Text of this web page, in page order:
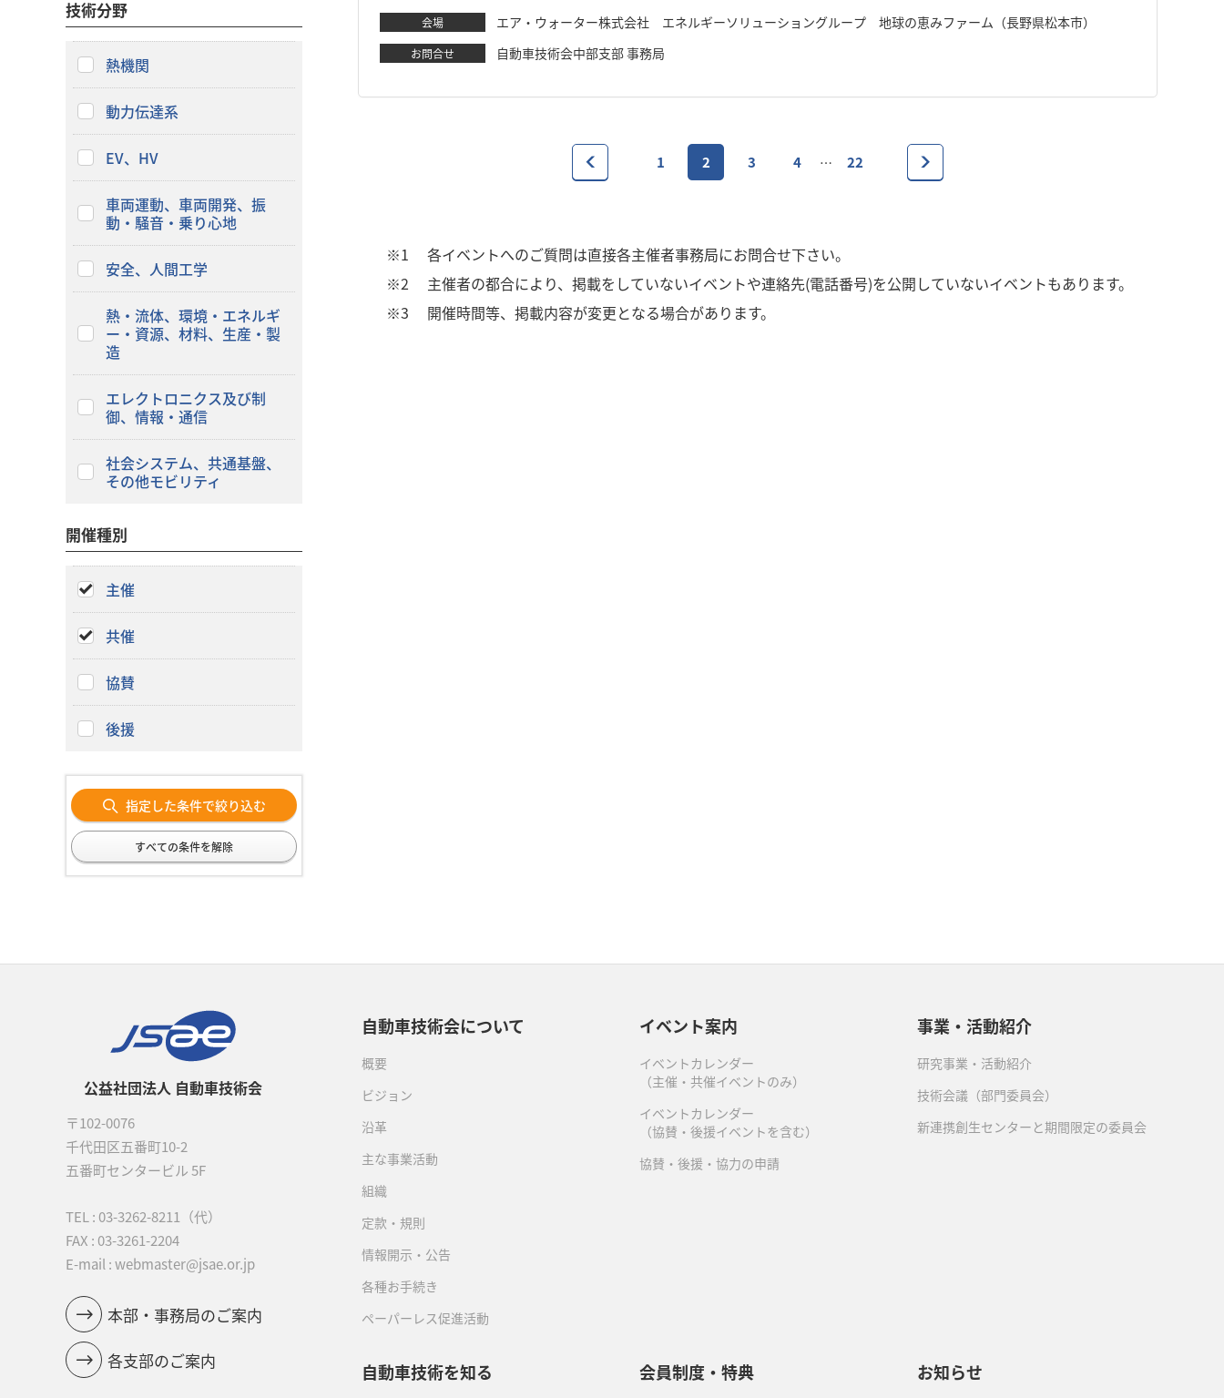
会場 エア・ウォーター株式会社 エネルギーソリューショングループ 地球の恵みファーム（長野県松本市）
お問合せ 自動車技術会中部支部 事務局
1 2 3 4 … 22
※1
各イベントへのご質問は直接各主催者事務局にお問合せ下さい。
※2
主催者の都合により、掲載をしていないイベントや連絡先(電話番号)を公開していないイベントもあります。
※3
開催時間等、掲載内容が変更となる場合があります。
技術分野
熱機関
動力伝達系
EV、HV
車両運動、車両開発、振
動・騒音・乗り心地
安全、人間工学
熱・流体、環境・エネルギ
ー・資源、材料、生産・製
造
エレクトロニクス及び制
御、情報・通信
社会システム、共通基盤、
その他モビリティ
開催種別
主催
共催
協賛
後援
指定した条件で絞り込む
すべての条件を解除
公益社団法人 自動車技術会
〒102-0076
千代田区五番町10-2
五番町センタービル 5F
TEL : 03-3262-8211
（代）
FAX : 03-3261-2204
E-mail : webmaster@jsae.or.jp
本部・事務局のご案内
各支部のご案内
自動車技術会について
概要
ビジョン
沿革
主な事業活動
組織
定款・規則
情報開示・公告
各種お手続き
ペーパーレス促進活動
イベント案内
イベントカレンダー
（主催・共催イベントのみ）
イベントカレンダー
（協賛・後援イベントを含む）
協賛・後援・協力の申請
事業・活動紹介
研究事業・活動紹介
技術会議（部門委員会）
新連携創生センターと期間限定の委員会
自動車技術を知る 会員制度・特典 お知らせ